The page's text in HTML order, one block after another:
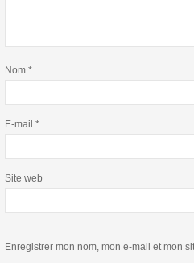
Nom *
E-mail *
Site web
Enregistrer mon nom, mon e-mail et mon